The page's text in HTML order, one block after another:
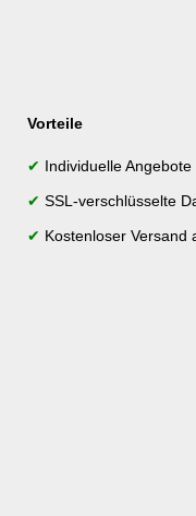
Vorteile
✔ Individuelle
✔ SSL-verschlüsselte
✔ Kostenloser Versand